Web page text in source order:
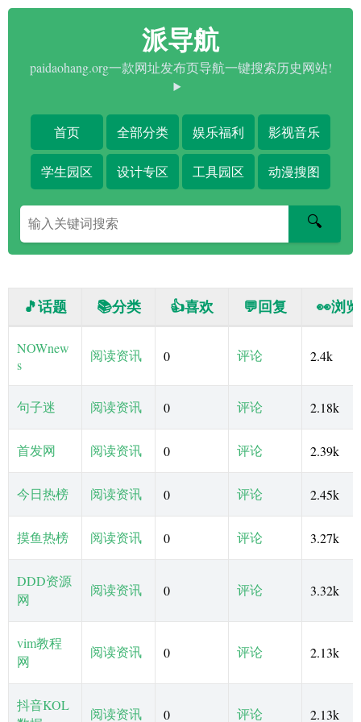
派导航
paidaohang.org一款网址发布页导航一键搜索历史网站!
首页 全部分类 娱乐福利 影视音乐
学生园区 设计专区 工具园区 动漫搜图
搜
索
字
🔍
🎵话题 📚分类 👍喜欢 💬回复 👀浏览
NOWnew
s
阅读资讯 0 评论 2.4k
句子迷 阅读资讯 0 评论 2.18k
首发网 阅读资讯 0 评论 2.39k
今日热榜 阅读资讯 0 评论 2.45k
摸鱼热榜 阅读资讯 0 评论 3.27k
DDD资源
网
阅读资讯 0 评论 3.32k
vim教程
网
阅读资讯 0 评论 2.13k
抖音KOL
阅读资讯 0 评论 2.13k